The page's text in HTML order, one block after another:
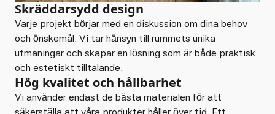
Skräddarsydd design
Varje projekt börjar med en diskussion om dina behov
och önskemål. Vi tar hänsyn till rummets unika
utmaningar och skapar en lösning som är både praktisk
och estetiskt tilltalande.
Hög kvalitet och hållbarhet
Vi använder endast de bästa materialen för att